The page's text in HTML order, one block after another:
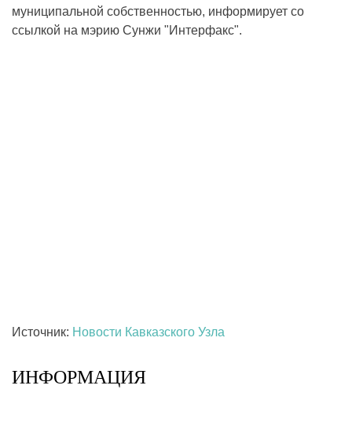
муниципальной собственностью, информирует со
ссылкой на мэрию Сунжи "Интерфакс".
Источник: Новости Кавказского Узла
ИНФОРМАЦИЯ